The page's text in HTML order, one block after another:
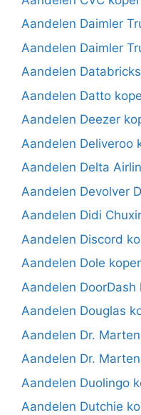
Aandelen Daimler
Aandelen Daimler
Aandelen
Aandelen Datto
Aandelen Deezer
Aandelen Deliveroo
Aandelen Delta
Aandelen Devolver
Aandelen Didi
Aandelen Discord
Aandelen Dole
Aandelen DoorDash
Aandelen Douglas
Aandelen Dr.
Aandelen Dr.
Aandelen Duolingo
Aandelen Dutchie